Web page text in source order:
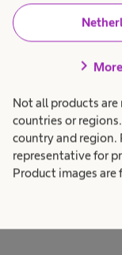
chevron_right
Not all products are
countries or
country and region.
representative for
Product images are
kan de
kleine
veel voordat je
nachts dan